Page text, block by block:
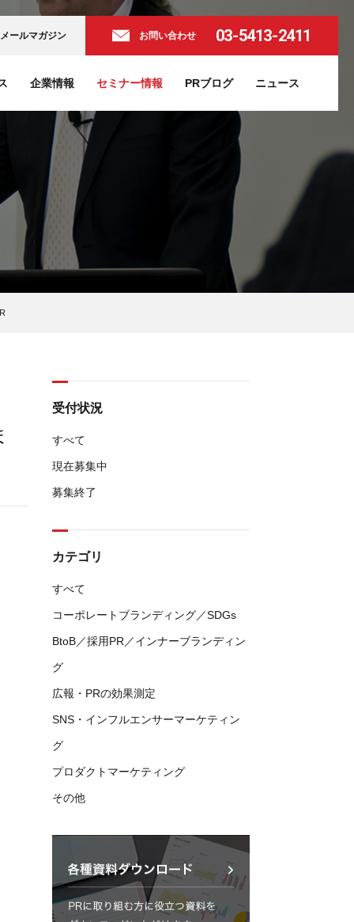
企業情報 セミナー情報 PRブログ ニュース
メールマガジン お問い合わせ 03-5413-2411
受付状況
すべて
現在募集中
募集終了
カテゴリ
すべて
コーポレートブランディング／SDGs
BtoB／採用PR／インナーブランディン
グ
広報・PRの効果測定
SNS・インフルエンサーマーケティン
グ
プロダクトマーケティング
その他